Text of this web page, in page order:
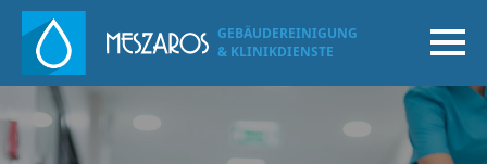
GEBÄUDEREINIGUNG
& KLINIKDIENSTE